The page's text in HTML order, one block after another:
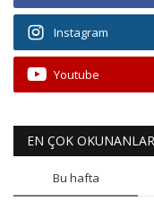
Instagram
Youtube
EN ÇOK OKUNANLAR
Bu hafta